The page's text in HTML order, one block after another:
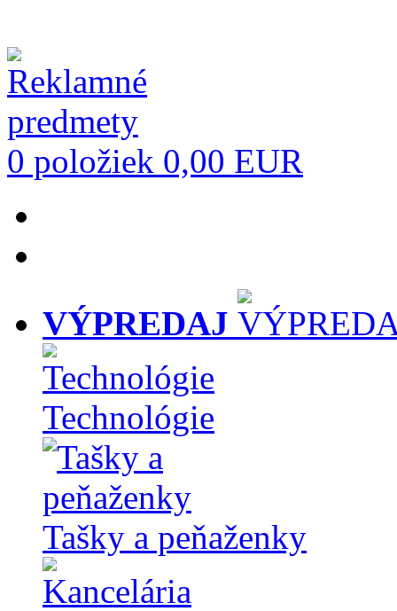
0 položiek 0,00 EUR
VÝPREDAJ
Technológie
Tašky a peňaženky